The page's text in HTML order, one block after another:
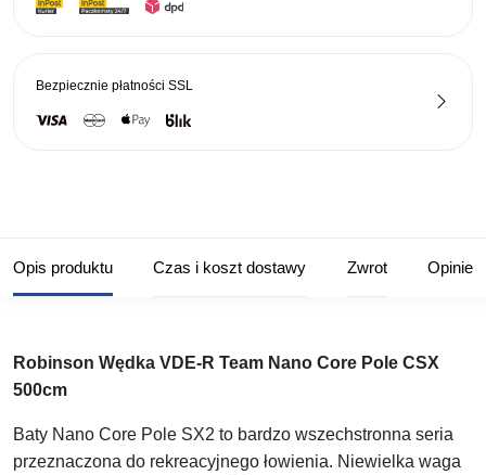
Bezpiecznie płatności SSL
Opis produktu Czas i koszt dostawy Zwrot Opinie
Robinson Wędka VDE-R Team Nano Core Pole CSX
500cm
Baty Nano Core Pole SX2 to bardzo wszechstronna seria
przeznaczona do rekreacyjnego łowienia. Niewielka waga